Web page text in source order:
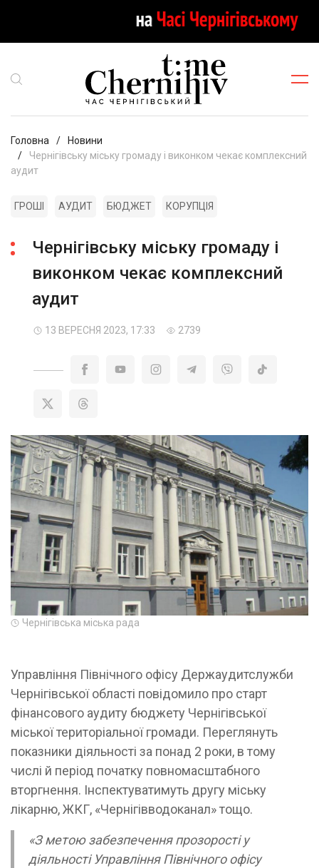
Головна
Новини
Чернігівську міську громаду і виконком чекає комплексний
аудит
ГРОШІ АУДИТ БЮДЖЕТ КОРУПЦІЯ
Чернігівську міську громаду і
виконком чекає комплексний
аудит
13 ВЕРЕСНЯ 2023, 17:33 2739
Чернігівська міська рада
Управління Північного офісу Держаудитслужби
Чернігівської області повідомило про старт
фінансового аудиту бюджету Чернігівської
міської територіальної громади. Переглянуть
показники діяльності за понад 2 роки, в тому
числі й період початку повномасштабного
вторгнення. Інспектуватимуть другу міську
лікарню, ЖКГ, «Чернігівводоканал» тощо.
«З метою забезпечення прозорості у
діяльності Управління Північного офісу